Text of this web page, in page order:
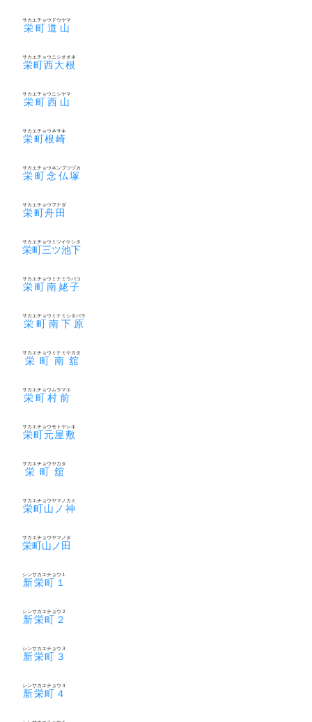
栄町道山
サカエチョウドウヤマ
栄町西大根
サカエチョウニシオオネ
栄町西山
サカエチョウニシヤマ
栄町根崎
サカエチョウネサキ
栄町念仏塚
サカエチョウネンブツヅカ
栄町舟田
サカエチョウフナダ
栄町三ツ池下
サカエチョウミツイケシタ
栄町南姥子
サカエチョウミナミウバコ
栄町南下原
サカエチョウミナミシタバラ
栄町南舘
サカエチョウミナミヤカタ
栄町村前
サカエチョウムラマエ
栄町元屋敷
サカエチョウモトヤシキ
栄町舘
サカエチョウヤカタ
栄町山ノ神
サカエチョウヤマノカミ
栄町山ノ田
サカエチョウヤマノタ
新栄町１
シンサカエチョウ１
新栄町２
シンサカエチョウ２
新栄町３
シンサカエチョウ３
新栄町４
シンサカエチョウ４